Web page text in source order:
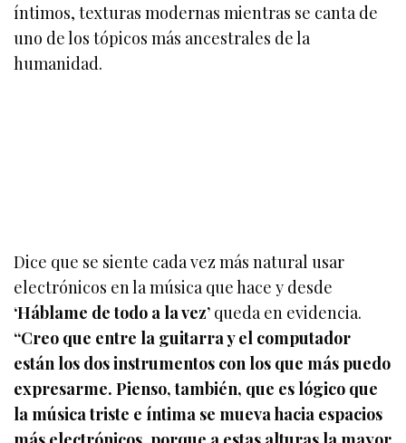
íntimos, texturas modernas mientras se canta de
uno de los tópicos más ancestrales de la
humanidad.
Dice que se siente cada vez más natural usar
electrónicos en la música que hace y desde
‘Háblame de todo a la vez’ queda en evidencia.
“Creo que entre la guitarra y el computador
están los dos instrumentos con los que más puedo
expresarme. Pienso, también, que es lógico que
la música triste e íntima se mueva hacia espacios